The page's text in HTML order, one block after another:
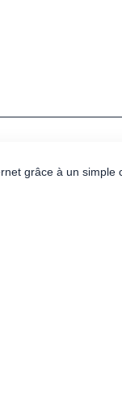
grâce à un simple